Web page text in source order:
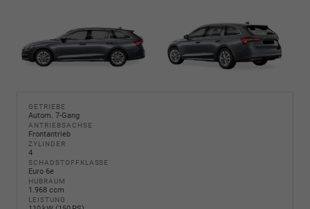
GETRIEBE
Autom. 7-Gang
ANTRIEBSACHSE
Frontantrieb
ZYLINDER
4
SCHADSTOFFKLASSE
Euro 6e
HUBRAUM
1.968 ccm
LEISTUNG